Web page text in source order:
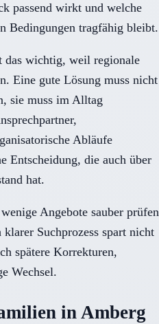
passend wirkt und welche
Bedingungen tragfähig bleibt.
das wichtig, weil regionale
Eine gute Lösung muss nicht
sie muss im Alltag
Abläufe
Entscheidung, die auch über
hat.
Angebote sauber prüfen
Suchprozess spart nicht
spätere Korrekturen,
Wechsel.
in Amberg